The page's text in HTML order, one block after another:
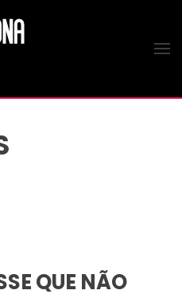
principal
QUE NÃO